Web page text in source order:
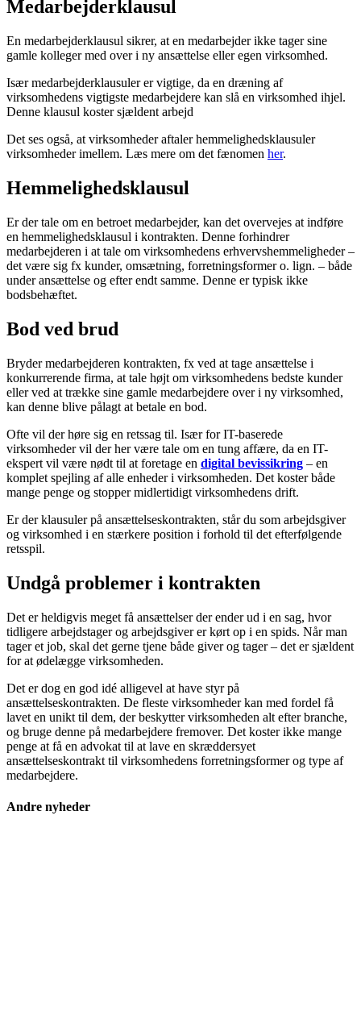
Medarbejderklausul
En medarbejderklausul sikrer, at en medarbejder ikke tager sine
gamle kolleger med over i ny ansættelse eller egen virksomhed.
Især medarbejderklausuler er vigtige, da en dræning af
virksomhedens vigtigste medarbejdere kan slå en virksomhed ihjel.
Denne klausul koster sjældent arbejd
Det ses også, at virksomheder aftaler hemmelighedsklausuler
virksomheder imellem. Læs mere om det fænomen her.
Hemmelighedsklausul
Er der tale om en betroet medarbejder, kan det overvejes at indføre
en hemmelighedsklausul i kontrakten. Denne forhindrer
medarbejderen i at tale om virksomhedens erhvervshemmeligheder –
det være sig fx kunder, omsætning, forretningsformer o. lign. – både
under ansættelse og efter endt samme. Denne er typisk ikke
bodsbehæftet.
Bod ved brud
Bryder medarbejderen kontrakten, fx ved at tage ansættelse i
konkurrerende firma, at tale højt om virksomhedens bedste kunder
eller ved at trække sine gamle medarbejdere over i ny virksomhed,
kan denne blive pålagt at betale en bod.
Ofte vil der høre sig en retssag til. Især for IT-baserede
virksomheder vil der her være tale om en tung affære, da en IT-
ekspert vil være nødt til at foretage en digital bevissikring – en
komplet spejling af alle enheder i virksomheden. Det koster både
mange penge og stopper midlertidigt virksomhedens drift.
Er der klausuler på ansættelseskontrakten, står du som arbejdsgiver
og virksomhed i en stærkere position i forhold til det efterfølgende
retsspil.
Undgå problemer i kontrakten
Det er heldigvis meget få ansættelser der ender ud i en sag, hvor
tidligere arbejdstager og arbejdsgiver er kørt op i en spids. Når man
tager et job, skal det gerne tjene både giver og tager – det er sjældent
for at ødelægge virksomheden.
Det er dog en god idé alligevel at have styr på
ansættelseskontrakten. De fleste virksomheder kan med fordel få
lavet en unikt til dem, der beskytter virksomheden alt efter branche,
og bruge denne på medarbejdere fremover. Det koster ikke mange
penge at få en advokat til at lave en skræddersyet
ansættelseskontrakt til virksomhedens forretningsformer og type af
medarbejdere.
Andre nyheder